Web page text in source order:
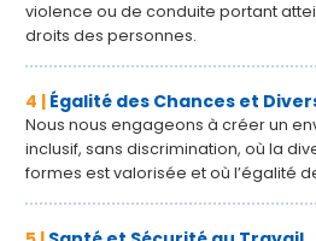
violence ou de conduite portant
droits des personnes.
4 | Égalité des Chances et
Nous nous engageons à créer un
inclusif, sans discrimination, où la
formes est valorisée et où l’égalité